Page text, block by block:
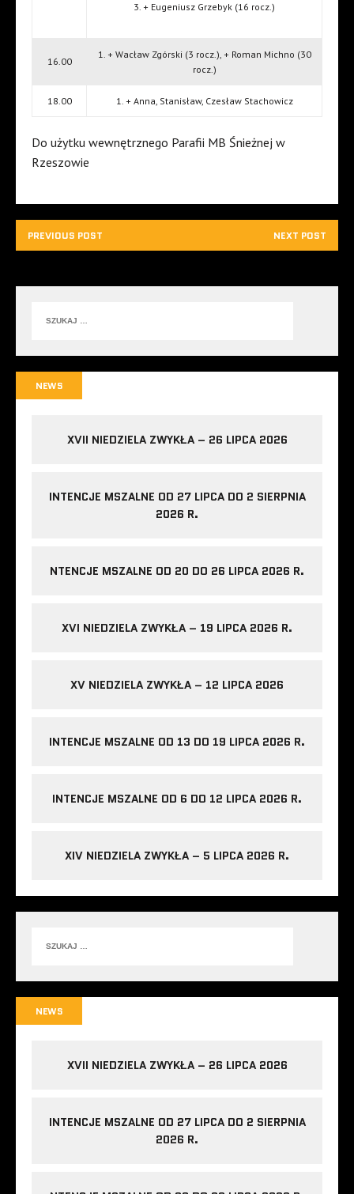
3. + Eugeniusz Grzebyk (16 rocz.)
16.00
1. + Wacław Zgórski (3 rocz.), + Roman Michno (30
rocz.)
18.00 1. + Anna, Stanisław, Czesław Stachowicz
Do użytku wewnętrznego Parafii MB Śnieżnej w
Rzeszowie
PREVIOUS POST NEXT POST
NEWS
XVII NIEDZIELA ZWYKŁA – 26 LIPCA 2026
INTENCJE MSZALNE OD 27 LIPCA DO 2 SIERPNIA
2026 R.
NTENCJE MSZALNE OD 20 DO 26 LIPCA 2026 R.
XVI NIEDZIELA ZWYKŁA – 19 LIPCA 2026 R.
XV NIEDZIELA ZWYKŁA – 12 LIPCA 2026
INTENCJE MSZALNE OD 13 DO 19 LIPCA 2026 R.
INTENCJE MSZALNE OD 6 DO 12 LIPCA 2026 R.
XIV NIEDZIELA ZWYKŁA – 5 LIPCA 2026 R.
NEWS
XVII NIEDZIELA ZWYKŁA – 26 LIPCA 2026
INTENCJE MSZALNE OD 27 LIPCA DO 2 SIERPNIA
2026 R.